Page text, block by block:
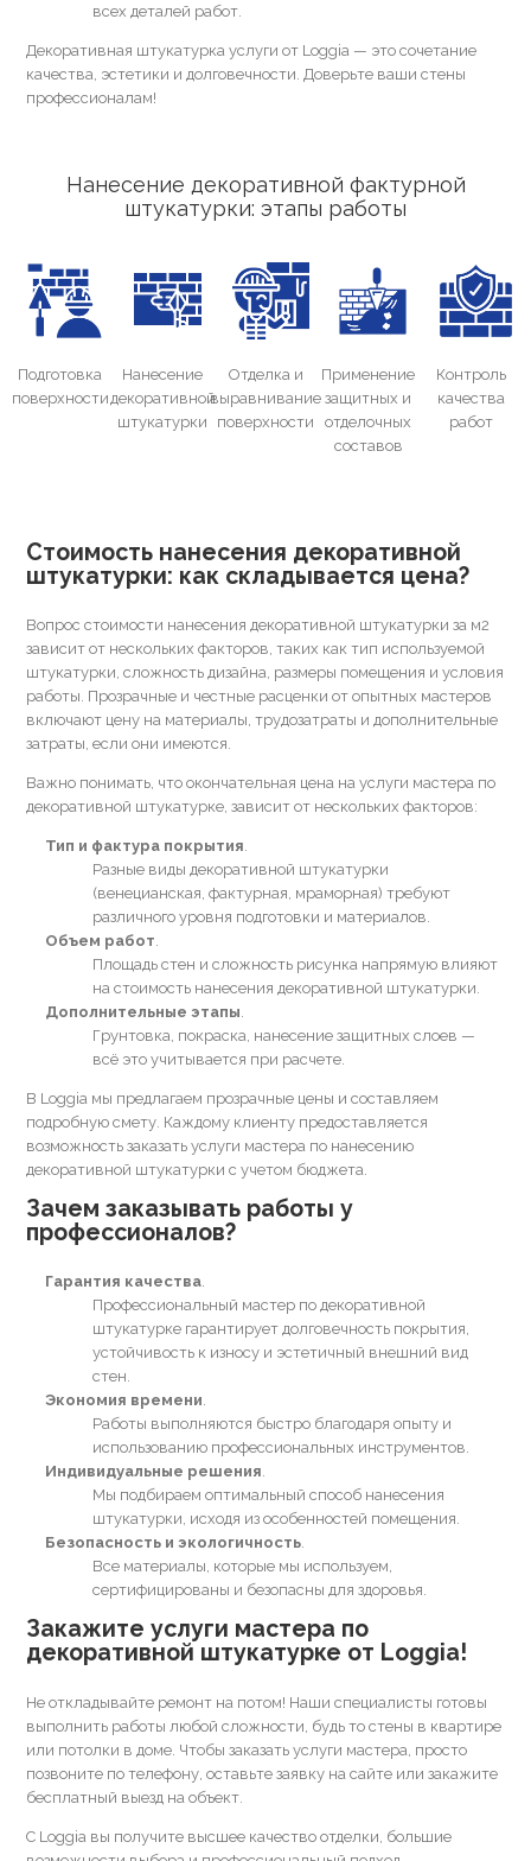
всех деталей работ.
Декоративная штукатурка услуги от Loggia — это сочетание
качества, эстетики и долговечности. Доверьте ваши стены
профессионалам!
Нанесение декоративной фактурной
штукатурки: этапы работы
Подготовка
поверхности
Нанесение
декоративной
штукатурки
Отделка и
выравнивание
поверхности
Применение
защитных и
отделочных
составов
Контроль
качества
работ
Стоимость нанесения декоративной
штукатурки: как складывается цена?
Вопрос стоимости нанесения декоративной штукатурки за м2
зависит от нескольких факторов, таких как тип используемой
штукатурки, сложность дизайна, размеры помещения и условия
работы. Прозрачные и честные расценки от опытных мастеров
включают цену на материалы, трудозатраты и дополнительные
затраты, если они имеются.
Важно понимать, что окончательная цена на услуги мастера по
декоративной штукатурке, зависит от нескольких факторов:
Тип и фактура покрытия
Разные виды декоративной штукатурки
(венецианская, фактурная, мраморная) требуют
различного уровня подготовки и материалов.
Объем работ
Площадь стен и сложность рисунка напрямую влияют
на стоимость нанесения декоративной штукатурки.
Дополнительные этапы
Грунтовка, покраска, нанесение защитных слоев —
всё это учитывается при расчете.
В Loggia мы предлагаем прозрачные цены и составляем
подробную смету. Каждому клиенту предоставляется
возможность заказать услуги мастера по нанесению
декоративной штукатурки с учетом бюджета.
Зачем заказывать работы у
профессионалов?
Гарантия качества
Профессиональный мастер по декоративной
штукатурке гарантирует долговечность покрытия,
устойчивость к износу и эстетичный внешний вид
стен.
Экономия времени
Работы выполняются быстро благодаря опыту и
использованию профессиональных инструментов.
Индивидуальные решения
Мы подбираем оптимальный способ нанесения
штукатурки, исходя из особенностей помещения.
Безопасность и экологичность
Все материалы, которые мы используем,
сертифицированы и безопасны для здоровья.
Закажите услуги мастера по
декоративной штукатурке от Loggia!
Не откладывайте ремонт на потом! Наши специалисты готовы
выполнить работы любой сложности, будь то стены в квартире
или потолки в доме. Чтобы заказать услуги мастера, просто
позвоните по телефону, оставьте заявку на сайте или закажите
бесплатный выезд на объект.
С Loggia вы получите высшее качество отделки, большие